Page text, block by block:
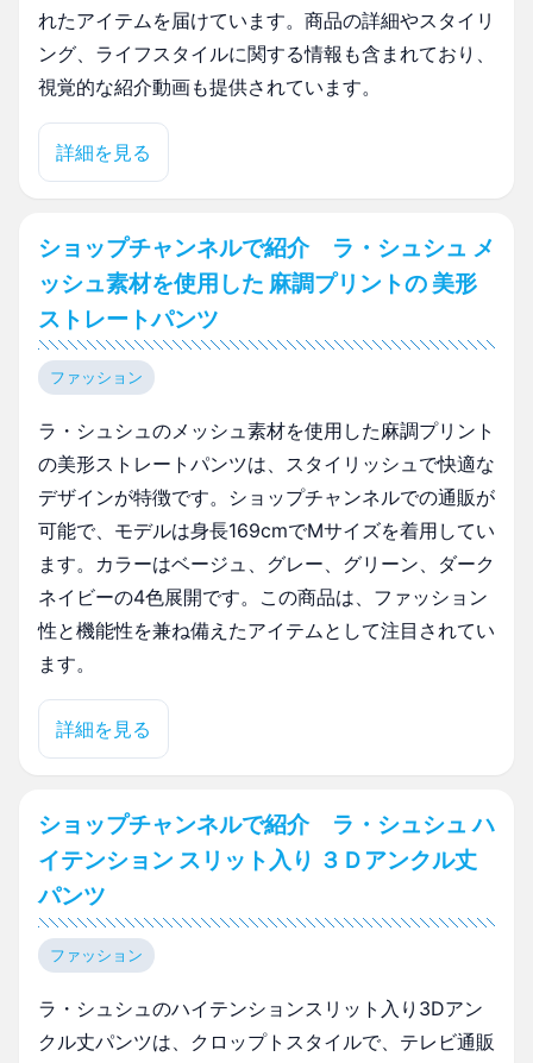
れたアイテムを届けています。商品の詳細やスタイリ
ング、ライフスタイルに関する情報も含まれており、
視覚的な紹介動画も提供されています。
詳細を見る
ショップチャンネルで紹介 ラ・シュシュ メ
ッシュ素材を使用した 麻調プリントの 美形
ストレートパンツ
ファッション
ラ・シュシュのメッシュ素材を使用した麻調プリント
の美形ストレートパンツは、スタイリッシュで快適な
デザインが特徴です。ショップチャンネルでの通販が
可能で、モデルは身長169cmでMサイズを着用してい
ます。カラーはベージュ、グレー、グリーン、ダーク
ネイビーの4色展開です。この商品は、ファッション
性と機能性を兼ね備えたアイテムとして注目されてい
ます。
詳細を見る
ショップチャンネルで紹介 ラ・シュシュ ハ
イテンション スリット入り ３Ｄアンクル丈
パンツ
ファッション
ラ・シュシュのハイテンションスリット入り3Dアン
クル丈パンツは、クロップトスタイルで、テレビ通販